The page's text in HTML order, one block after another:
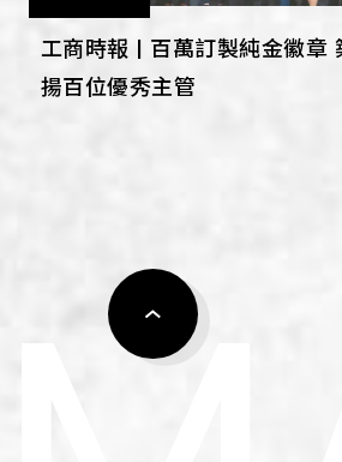
工商時報 | 百萬訂製純金徽章
揚百位優秀主管